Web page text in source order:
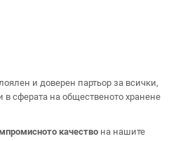
и доверен партьор за всички,
сферата на общественото хранене
качество на нашите